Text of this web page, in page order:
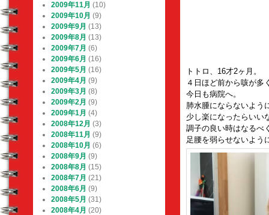
トトロ、16才2ヶ月。
４日ほど前から咳が多
今日も病院へ。
肺水腫にならないよう
少し楽になったらいい
調子の良い時はなるべ
足腰を弱らせないよ
2009年11月 (10)
2009年10月 (9)
2009年9月 (13)
2009年8月 (13)
2009年7月 (6)
2009年6月 (16)
2009年5月 (16)
2009年4月 (9)
2009年3月 (8)
2009年2月 (9)
2009年1月 (4)
2008年12月 (3)
2008年11月 (9)
2008年10月 (6)
2008年9月 (9)
2008年8月 (15)
2008年7月 (21)
2008年6月 (9)
2008年5月 (31)
2008年4月 (20)